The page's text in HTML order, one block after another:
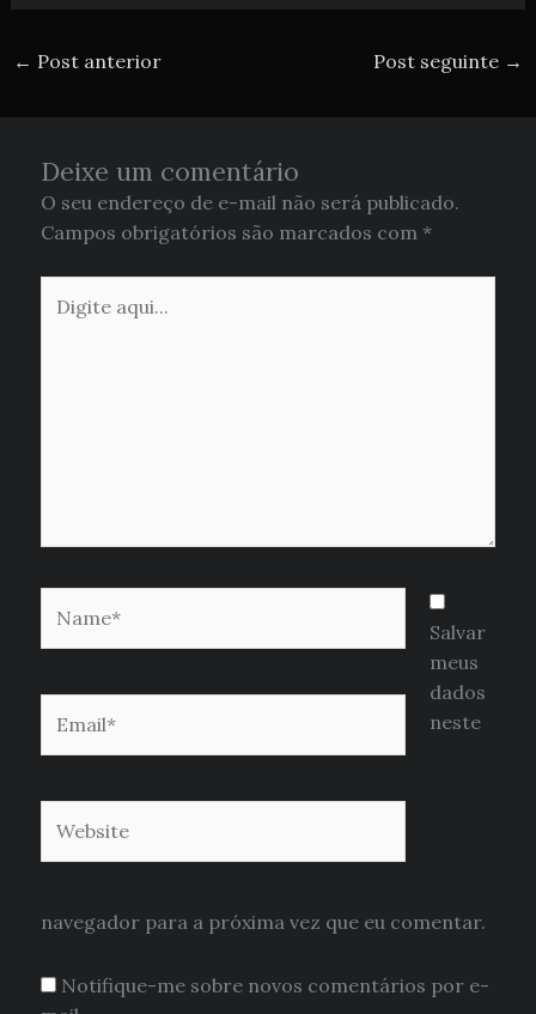
← Post anterior Post seguinte →
Deixe um comentário
O seu endereço de e-mail não será publicado.
Campos obrigatórios são marcados com*
aqui...
Salvar
meus
dados
neste
navegador para a próxima vez que eu comentar.
Notifique-me sobre novos comentários por e-